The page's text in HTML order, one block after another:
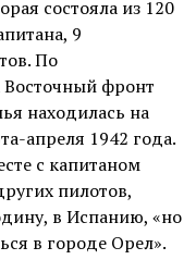
состояла из 120
9
По
Восточный фронт
находилась на
апреля 1942 года.
с капитаном
пилотов,
в Испанию, «но
в городе Орел».